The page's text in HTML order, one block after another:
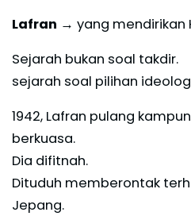
Lafran → yang mendirikan
Sejarah bukan soal takdir.
sejarah soal pilihan
1942, Lafran pulang
berkuasa.
Dia difitnah.
Dituduh memberontak
Jepang.